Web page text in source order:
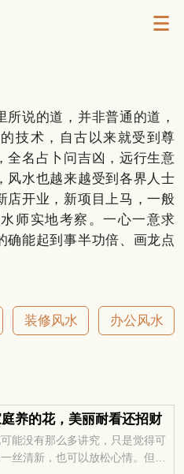
所说的道，并非普通的道，
技术，自古以来就受到尊
全名占卜问吉凶，远行生意
风水也越来越受到各界人士
店开业，新项目上马，一般
师实地考察。一心一意求
确能起到事半功倍、画龙点
装修风水 办公风水
养的花，美丽耐看还招财
能没有那么多讲究，只是觉得可
丝清新，也可以放松心情。但是